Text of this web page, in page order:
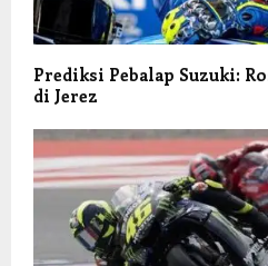
Prediksi Pebalap Suzuki:
di Jerez